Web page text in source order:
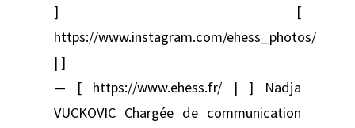
] [
https://www.instagram.com/ehess_photos/
| ]
— [ https://www.ehess.fr/ | ] Nadja
VUCKOVIC Chargée de communication